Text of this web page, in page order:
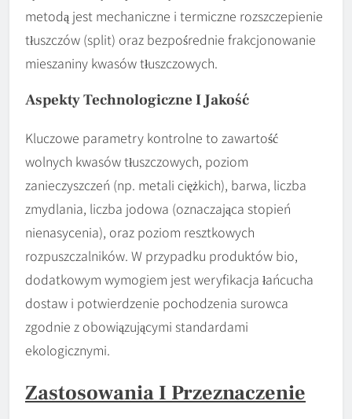
metodą jest mechaniczne i termiczne rozszczepienie
tłuszczów (split) oraz bezpośrednie frakcjonowanie
mieszaniny kwasów tłuszczowych.
Aspekty Technologiczne I Jakość
Kluczowe parametry kontrolne to zawartość
wolnych kwasów tłuszczowych, poziom
zanieczyszczeń (np. metali ciężkich), barwa, liczba
zmydlania, liczba jodowa (oznaczająca stopień
nienasycenia), oraz poziom resztkowych
rozpuszczalników. W przypadku produktów bio,
dodatkowym wymogiem jest weryfikacja łańcucha
dostaw i potwierdzenie pochodzenia surowca
zgodnie z obowiązującymi standardami
ekologicznymi.
Zastosowania I Przeznaczenie